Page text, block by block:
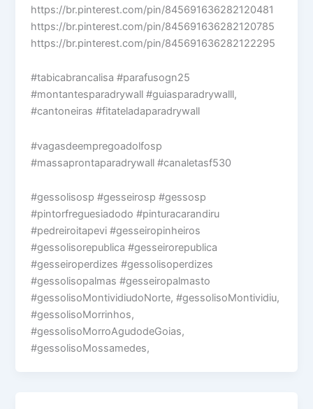
https://br.pinterest.com/pin/845691636282120481
https://br.pinterest.com/pin/845691636282120785
https://br.pinterest.com/pin/845691636282122295
#tabicabrancalisa #parafusogn25
#montantesparadrywall #guiasparadrywalll,
#cantoneiras #fitateladaparadrywall
#vagasdeempregoadolfosp
#massaprontaparadrywall #canaletasf530
#gessolisosp #gesseirosp #gessosp
#pintorfreguesiadodo #pinturacarandiru
#pedreiroitapevi #gesseiropinheiros
#gessolisorepublica #gesseirorepublica
#gesseiroperdizes #gessolisoperdizes
#gessolisopalmas #gesseiropalmasto
#gessolisoMontividiudoNorte, #gessolisoMontividiu,
#gessolisoMorrinhos,
#gessolisoMorroAgudodeGoias,
#gessolisoMossamedes,